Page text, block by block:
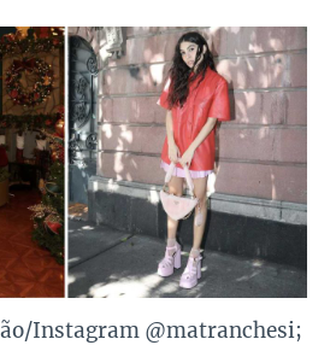
Instagram @matranchesi;